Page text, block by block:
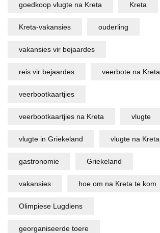
goedkoop vlugte na Kreta Kreta
Kreta-vakansies ouderling
vakansies vir bejaardes
reis vir bejaardes veerbote na Kreta
veerbootkaartjies
veerbootkaartjies na Kreta vlugte
vlugte in Griekeland vlugte na Kreta
gastronomie Griekeland
vakansies hoe om na Kreta te kom
Olimpiese Lugdiens
georganiseerde toere